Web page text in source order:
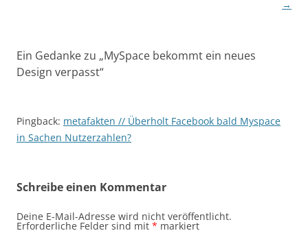
→
Ein Gedanke zu „MySpace bekommt ein neues
Design verpasst“
Pingback: metafakten // Überholt Facebook bald Myspace
in Sachen Nutzerzahlen?
Schreibe einen Kommentar
Deine E-Mail-Adresse wird nicht veröffentlicht.
Erforderliche Felder sind mit * markiert